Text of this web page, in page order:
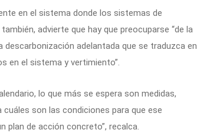
en el sistema donde los sistemas de
advierte que hay que preocuparse “de la
adelantada que se traduzca en
en el sistema y vertimiento”.
lo que más se espera son medidas,
son las condiciones para que ese
plan de acción concreto”, recalca.